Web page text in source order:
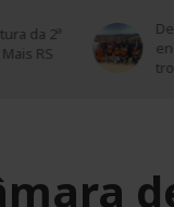
2ª
Defesa
troca